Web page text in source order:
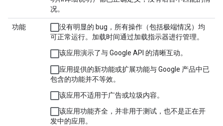
况。
功能
没有明显的 bug，所有操作（包括极端情况）均
可正常运行。加载时间通过加载指示器进行管理。
该应用演示了与 Google API 的清晰互动。
应用提供的新功能或扩展功能与 Google 产品中已
包含的功能并不等效。
该应用不适用于广告或垃圾内容。
该应用功能齐全，并非用于测试，也不是正在开
发中的应用。